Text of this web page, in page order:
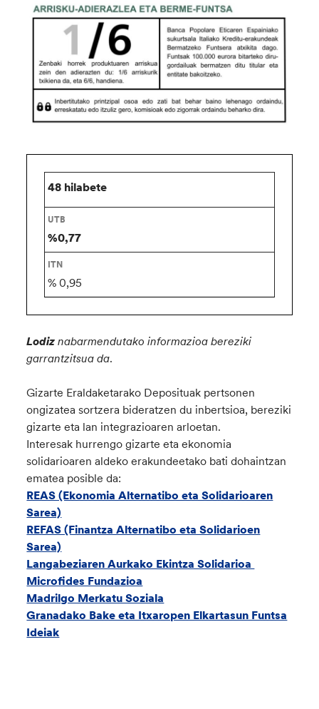
48 hilabete
%0,77
% 0,95
Lodiz nabarmendutako informazioa bereziki
garrantzitsua da.
Gizarte Eraldaketarako Deposituak pertsonen
ongizatea sortzera bideratzen du inbertsioa, bereziki
gizarte eta lan integrazioaren arloetan.
Interesak hurrengo gizarte eta ekonomia
solidarioaren aldeko erakundeetako bati dohaintzan
ematea posible da:
REAS (Ekonomia Alternatibo eta Solidarioaren
Sarea)
REFAS (Finantza Alternatibo eta Solidarioen
Sarea)
Langabeziaren Aurkako Ekintza Solidarioa
Microfides Fundazioa
Madrilgo Merkatu Soziala
Granadako Bake eta Itxaropen Elkartasun Funtsa
Ideiak